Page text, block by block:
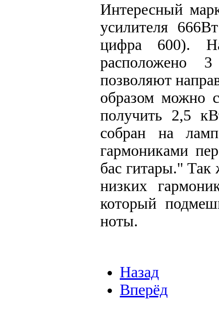
Интересный
усилителя
цифра 600).
расположено
позволяют
образом можно
получить 2,5
собран на
гармониками
бас гитары." Так
низких
который
ноты.
Назад
Вперёд